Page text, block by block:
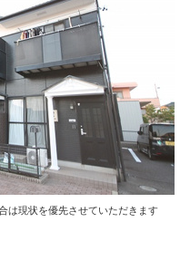
は現状を優先させていただきます